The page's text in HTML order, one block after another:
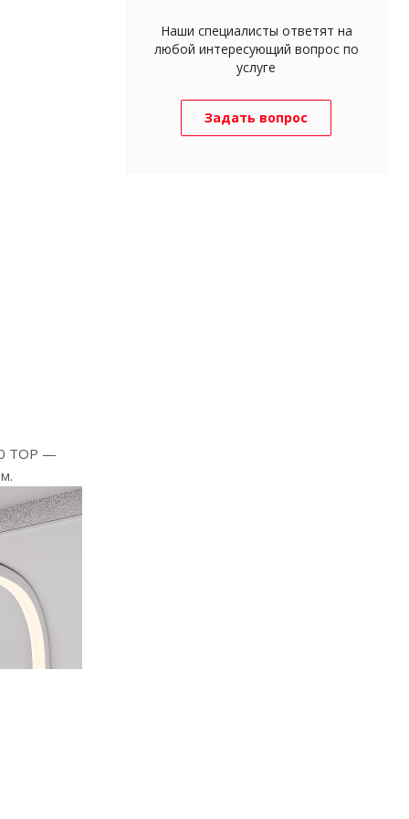
TOP —
Наши специалисты ответят на
любой интересующий вопрос по
услуге
Задать вопрос